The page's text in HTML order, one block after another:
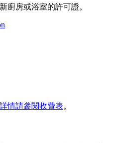
廚房或浴室的許可證。
詳情請參閱收費表。